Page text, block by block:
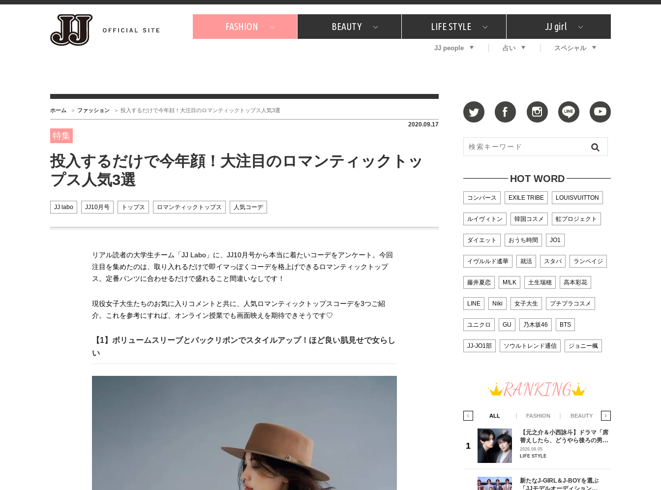
FASHION
JJスタッフの"それどこの"？ プチプラ プレゼント
BEAUTY
コスメ全部試してみた What's NEW？ 特集
LIFE STYLE
JJグルメガイド エンタメ プレゼント
恋愛
JJ girl
特集 おしゃラン！
JJ people 占い スペシャル
ホーム ファッション 投入するだけで今年顔！大注目のロマンティックトップス人気3選
2020.09.17
特集
投入するだけで今年顔！大注目のロマンティックトッ
プス人気3選
JJ labo JJ10月号 トップス ロマンティックトップス 人気コーデ
リアル読者の大学生チーム「JJ Labo」に、JJ10月号から本当に着たいコーデをアンケート。今回
注目を集めたのは、取り入れるだけで即イマっぽくコーデを格上げできるロマンティックトップ
ス。定番パンツに合わせるだけで盛れること間違いなしです！
現役女子大生たちのお気に入りコメントと共に、人気ロマンティックトップスコーデを3つご紹
介。これを参考にすれば、オンライン授業でも画面映えを期待できそうです♡
【1】ボリュームスリーブとバックリボンでスタイルアップ！ほど良い肌見せで女らし
い
HOT WORD
コンバース EXILE TRIBE LOUISVUITTON
ルイヴィトン 韓国コスメ 虹プロジェクト
ダイエット おうち時間 JO1
イヴルルド遙華 就活 スタバ ランペイジ
藤井夏恋 M!LK 土生瑞穂 高本彩花
LINE Niki 女子大生 プチプラコスメ
ユニクロ GU 乃木坂46 BTS
JJ-JO1部 ソウルトレンド通信 ジョニー楓
RANKING
ALL FASHION BEAUTY
【JJ専属モデルの素顔】ビューテ
ィ大好き！ 松川 星のお気に入り
コスメをCHECK
2025.12.16
BEAUTY
【J’s Picks】悲しい経験でたどり
着いた…J-BOY三上龍の手放せな
【元之介＆小西詠斗】ドラマ「席
替えしたら、どうやら後ろの男が
どうやら俺のこと好きらしい」放
送記念インタビュー♡ 「自然と詠
2026.08.05
LIFE STYLE
新たなJ-GIRL＆J-BOYを選ぶ
「JJモデルオーディション